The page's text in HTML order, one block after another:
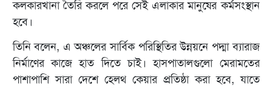
কলকারখানা তৈরি করলে পরে সেই এলাকার মানুষের কর্মসংস্থান
হবে।
তিনি বলেন, এ অঞ্চলের সার্বিক পরিস্থিতির উন্নয়নে পদ্মা ব্যারাজ
নির্মাণের কাজে হাত দিতে চাই। হাসপাতালগুলো মেরামতের
পাশাপাশি সারা দেশে হেলথ কেয়ার প্রতিষ্ঠা করা হবে, যাতে